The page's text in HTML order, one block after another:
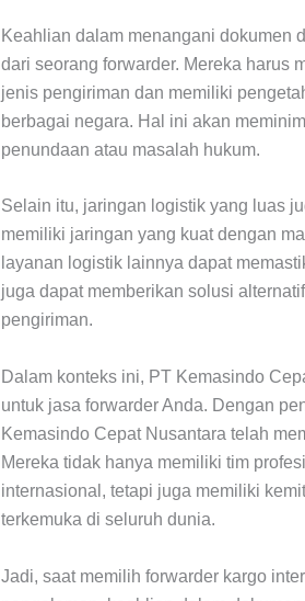
Keahlian dalam menangani dokumen
dari seorang forwarder. Mereka harus
jenis pengiriman dan memiliki
berbagai negara. Hal ini akan
penundaan atau masalah hukum.
Selain itu, jaringan logistik yang luas
memiliki jaringan yang kuat dengan
layanan logistik lainnya dapat
juga dapat memberikan solusi
pengiriman.
Dalam konteks ini, PT Kemasindo
untuk jasa forwarder Anda. Dengan
Kemasindo Cepat Nusantara telah
Mereka tidak hanya memiliki tim
internasional, tetapi juga memiliki
terkemuka di seluruh dunia.
Jadi, saat memilih forwarder kargo